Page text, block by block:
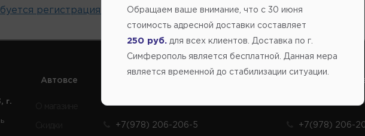
регистрация на сайте.
г.
Автовсе
+7(978) 206-206-5
Справочный
Заказ шин,
+7(978) 206-
Обращаем ваше внимание, что c 30 июня
стоимость адресной доставки составляет
250 руб. для всех клиентов. Доставка по г.
Симферополь является бесплатной. Данная мера
является временной до стабилизации ситуации.